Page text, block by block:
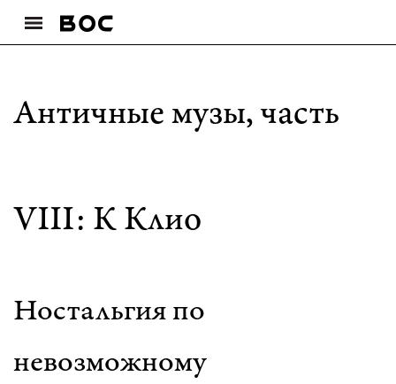
Античные музы, часть
VIII: К Клио
Ностальгия по
невозможному